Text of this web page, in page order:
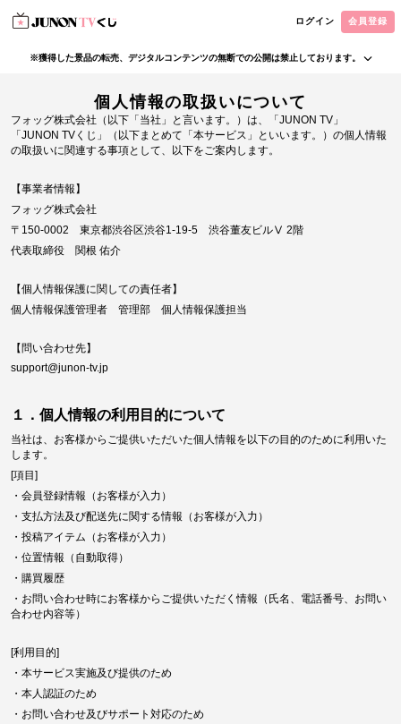
ログイン 会員登録
※獲得した景品の転売、デジタルコンテンツの無断での公開は禁止しております。
為は禁止しております。
・本サービスで獲得された動画･画像･ボイス等のデジタルコンテンツは、出品者が著作権を有
しております。無断でのSNS等での公開、譲渡、その他著作権を侵害する行為は禁止しており
ます。
・当選権利は当選者ご本人のみ有効となります。当選権利の譲渡、オークション等への出品、
個人情報の取扱いについて
フォッグ株式会社（以下「当社」と言います。）は、「JUNON TV」
「JUNON TVくじ」（以下まとめて「本サービス」といいます。）の個人情報
の取扱いに関連する事項として、以下をご案内します。
【事業者情報】
フォッグ株式会社
〒150-0002 東京都渋谷区渋谷1-19-5 渋谷董友ビルⅤ 2階
代表取締役 関根 佑介
【個人情報保護に関しての責任者】
個人情報保護管理者 管理部 個人情報保護担当
【問い合わせ先】
support@junon-tv.jp
１．個人情報の利用目的について
当社は、お客様からご提供いただいた個人情報を以下の目的のために利用いた
します。
[項目]
・会員登録情報（お客様が入力）
・支払方法及び配送先に関する情報（お客様が入力）
・投稿アイテム（お客様が入力）
・位置情報（自動取得）
・購買履歴
・お問い合わせ時にお客様からご提供いただく情報（氏名、電話番号、お問い
合わせ内容等）
[利用目的]
・本サービス実施及び提供のため
・本人認証のため
・お問い合わせ及びサポート対応のため